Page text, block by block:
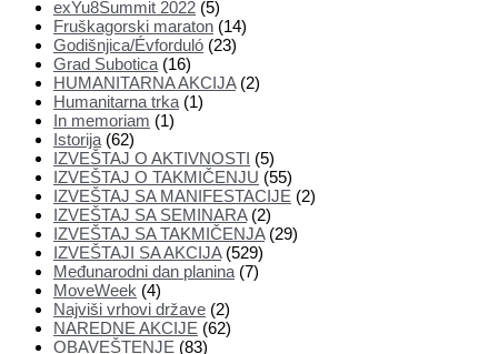
exYu8Summit 2022 (5)
Fruškagorski maraton (14)
Godišnjica/Évforduló (23)
Grad Subotica (16)
HUMANITARNA AKCIJA(2)
Humanitarna trka (1)
In memoriam (1)
Istorija (62)
IZVEŠTAJ O AKTIVNOSTI (5)
IZVEŠTAJ O TAKMIČENJU (55)
IZVEŠTAJ SA MANIFESTACIJE (2)
IZVEŠTAJ SA SEMINARA(2)
IZVEŠTAJ SA TAKMIČENJA(29)
IZVEŠTAJI SA AKCIJA(529)
Međunarodni dan planina (7)
MoveWeek (4)
Najviši vrhovi države (2)
NAREDNE AKCIJE (62)
OBAVEŠTENJE (83)